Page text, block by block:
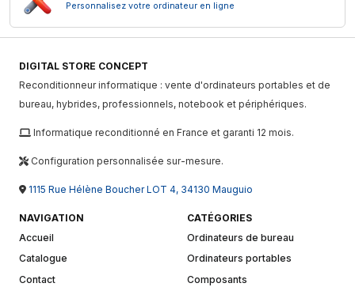
Personnalisez votre ordinateur en ligne
DIGITAL STORE CONCEPT
Reconditionneur informatique : vente d'ordinateurs portables et de
bureau, hybrides, professionnels, notebook et périphériques.
Informatique reconditionné en France et garanti 12 mois.
Configuration personnalisée sur-mesure.
1115 Rue Hélène Boucher LOT 4, 34130 Mauguio
NAVIGATION
Accueil
Catalogue
Contact
CATÉGORIES
Ordinateurs de bureau
Ordinateurs portables
Composants